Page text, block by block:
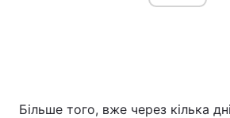
Більше того, вже через кілька